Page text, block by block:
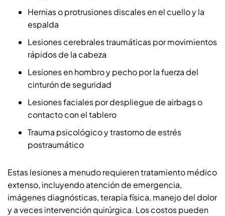
Hernias o protrusiones discales en el cuello y la
espalda
Lesiones cerebrales traumáticas por movimientos
rápidos de la cabeza
Lesiones en hombro y pecho por la fuerza del
cinturón de seguridad
Lesiones faciales por despliegue de airbags o
contacto con el tablero
Trauma psicológico y trastorno de estrés
postraumático
Estas lesiones a menudo requieren tratamiento médico
extenso, incluyendo atención de emergencia,
imágenes diagnósticas, terapia física, manejo del dolor
y a veces intervención quirúrgica. Los costos pueden